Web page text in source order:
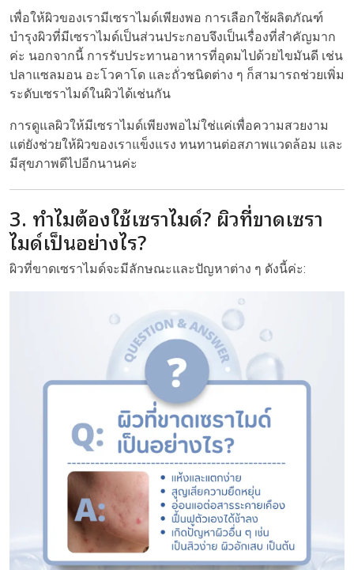
เพื่อให้ผิวของเรามีเซราไมด์เพียงพอ การเลือกใช้ผลิตภัณฑ์
บำรุงผิวที่มีเซราไมด์เป็นส่วนประกอบจึงเป็นเรื่องที่สำคัญมาก
ค่ะ นอกจากนี้ การรับประทานอาหารที่อุดมไปด้วยไขมันดี เช่น
ปลาแซลมอน อะโวคาโด และถั่วชนิดต่าง ๆ ก็สามารถช่วยเพิ่ม
ระดับเซราไมด์ในผิวได้เช่นกัน
การดูแลผิวให้มีเซราไมด์เพียงพอไม่ใช่แค่เพื่อความสวยงาม
แต่ยังช่วยให้ผิวของเราแข็งแรง ทนทานต่อสภาพแวดล้อม และ
มีสุขภาพดีไปอีกนานค่ะ
3. ทำไมต้องใช้เซราไมด์? ผิวที่ขาดเซรา
ไมด์เป็นอย่างไร?
ผิวที่ขาดเซราไมด์จะมีลักษณะและปัญหาต่าง ๆ ดังนี้ค่ะ: